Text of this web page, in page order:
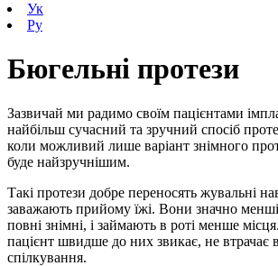
Ук
Ру
Бюгельні протези
Зазвичай ми радимо своїм пацієнтами
найбільш сучасний та зручний спосіб
коли можливий лише варіант знімного
буде найзручнішим.
Такі протези добре переносять жувальні
заважають прийому їжі. Вони значно
повні знімні, і займають в роті менше
пацієнт швидше до них звикає, не втрачає
спілкування.